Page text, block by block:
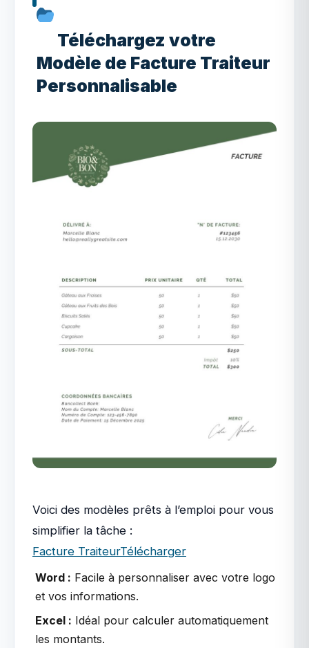
Téléchargez votre
Modèle de Facture Traiteur
Personnalisable
Voici des modèles prêts à l’emploi pour vous
simplifier la tâche :
Facture TraiteurTélécharger
Word : Facile à personnaliser avec votre logo
et vos informations.
Excel : Idéal pour calculer automatiquement
les montants.